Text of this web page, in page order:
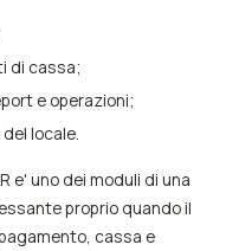
di cassa;
e operazioni;
locale.
e' uno dei moduli di una
proprio quando il
cassa e